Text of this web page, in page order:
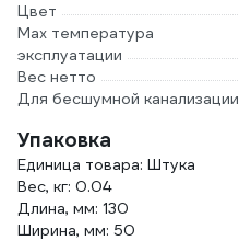
Цвет
Max температура
эксплуатации
Вес нетто
Для бесшумной канализации
Упаковка
Единица товара: Штука
Вес, кг: 0.04
Длина, мм: 130
Ширина, мм: 50